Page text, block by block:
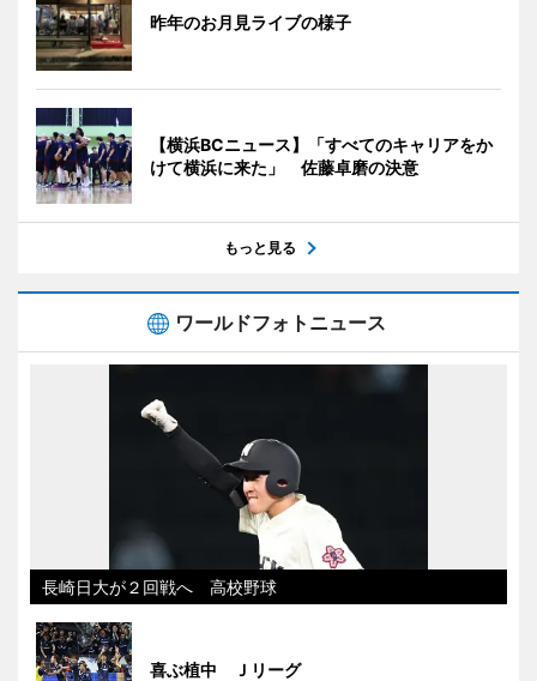
昨年のお月見ライブの様子
【横浜BCニュース】「すべてのキャリアをか
けて横浜に来た」 佐藤卓磨の決意
もっと見る
ワールドフォトニュース
長崎日大が２回戦へ 高校野球
喜ぶ植中 Ｊリーグ